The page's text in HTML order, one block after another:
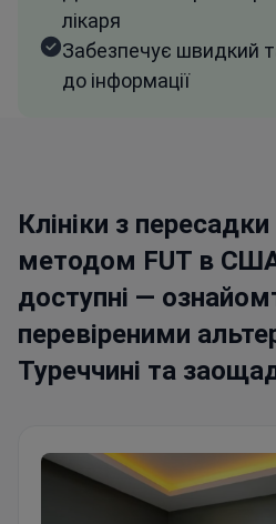
лікаря
Забезпечує швидкий
до інформації
Клініки з
методом FUT в
доступні —
перевіреними
Туреччині та